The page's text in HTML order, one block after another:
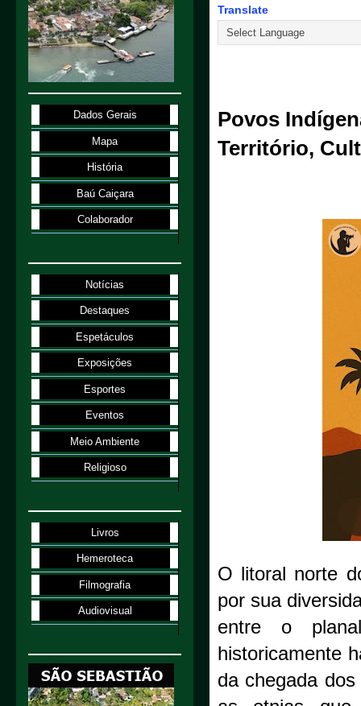
Translate
Povos
Território,
O litoral norte
por sua
entre o
historicamente
da chegada
Dados Gerais
Mapa
História
Baú Caiçara
Colaborador
Notícias
Destaques
Espetáculos
Exposições
Esportes
Eventos
Meio Ambiente
Religioso
Livros
Hemeroteca
Filmografia
Audiovisual